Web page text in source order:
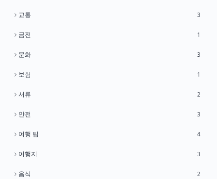
교통 3
금전 1
문화 3
보험 1
서류 2
안전 3
여행 팁 4
여행지 3
음식 2